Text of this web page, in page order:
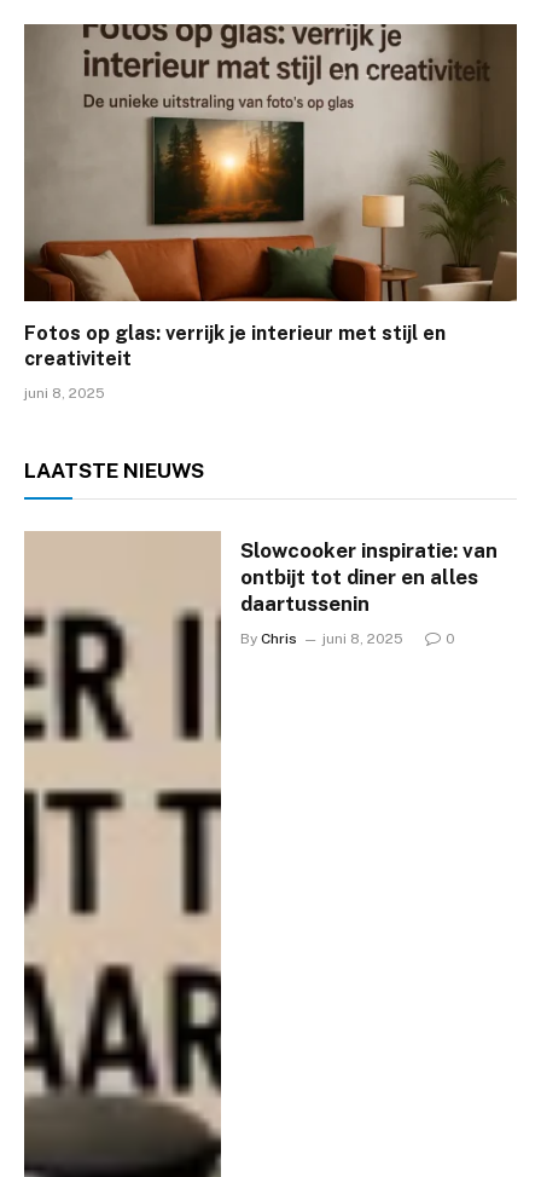
Fotos op glas: verrijk je interieur met stijl en
creativiteit
juni 8, 2025
LAATSTE NIEUWS
Slowcooker inspiratie: van
ontbijt tot diner en alles
daartussenin
By Chris juni 8, 2025 0